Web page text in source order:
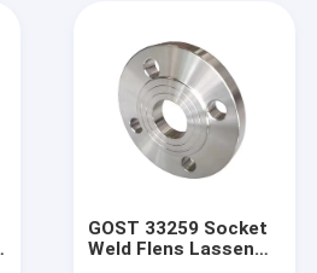
GOST 33259 Socket
Weld Flens Lassen